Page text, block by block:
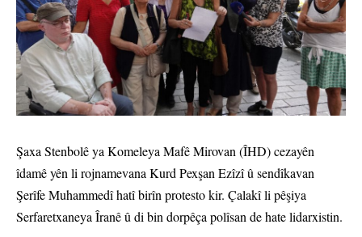
Şaxa Stenbolê ya Komeleya Mafê Mirovan (ÎHD) cezayên
îdamê yên li rojnamevana Kurd Pexşan Ezîzî û sendîkavan
Şerîfe Muhammedî hatî birîn protesto kir. Çalakî li pêşiya
Serfaretxaneya Îranê û di bin dorpêça polîsan de hate lidarxistin.